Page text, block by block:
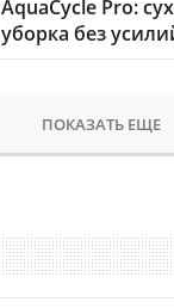
AquaCycle Pro:
уборка без
ПОКАЗАТЬ ЕЩЕ